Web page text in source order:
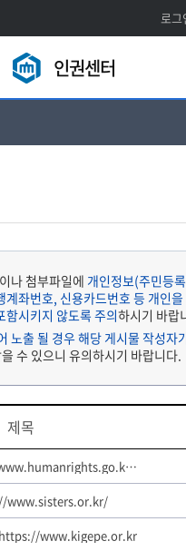
로그
인권센터
나 첨부파일에 개인정보(주민등
계좌번호, 신용카드번호 등 개인
함시키지 않도록 주의하시기 바랍
노출 될 경우 해당 게시물 작성자
수 있으니 유의하시기 바랍니다.
제목
국가인권위원회/https://www.humanrights.go.kr/site/main/index001
www.sisters.or.kr/
https://www.kigepe.or.kr